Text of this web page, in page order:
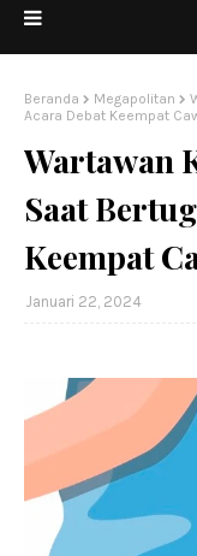
Beranda Megapolitan
Acara Debat Keempat
Wartawan
Saat
Keempat
Januari 22, 2024